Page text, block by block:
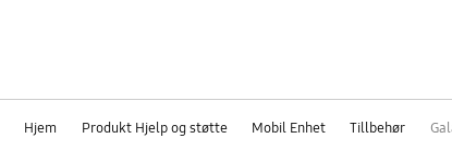
Hjem Produkt Hjelp og støtte Mobil Enhet Tillbehør